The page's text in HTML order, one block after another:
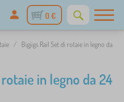
0 €
/
Bigjigs Rail Set di rotaie in legno da
in legno da 24